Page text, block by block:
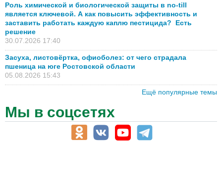
Роль химической и биологической защиты в no-till
является ключевой. А как повысить эффективность и
заставить работать каждую каплю пестицида? Есть
решение
30.07.2026 17:40
Засуха, листовёртка, офиоболез: от чего страдала
пшеница на юге Ростовской области
05.08.2026 15:43
Ещё популярные темы
Мы в соцсетях